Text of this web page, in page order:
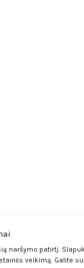
naršymo patirtį.
veikimą. Galite